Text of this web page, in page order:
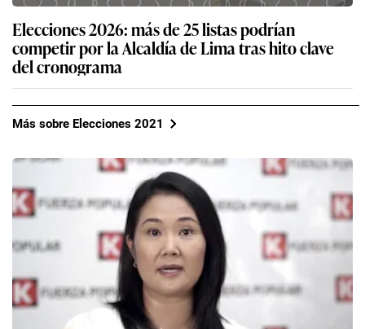
Elecciones 2026: más de 25 listas podrían
competir por la Alcaldía de Lima tras hito clave
del cronograma
Más sobre Elecciones 2021